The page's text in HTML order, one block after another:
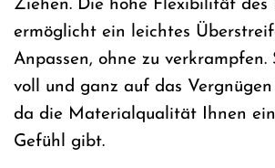
Ziehen. Die hohe Flexibilität des
ermöglicht ein leichtes
Anpassen, ohne zu verkrampfen.
voll und ganz auf das
da die Materialqualität Ihnen ein
Gefühl gibt.